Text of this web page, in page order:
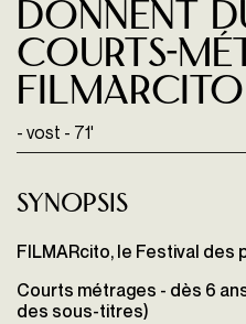
donnent
courts-
FILMARcito
- vost - 71'
Synopsis
FILMARcito, le Festival des
Courts métrages - dès 6
des sous-titres)